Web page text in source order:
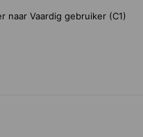
naar Vaardig gebruiker (C1)